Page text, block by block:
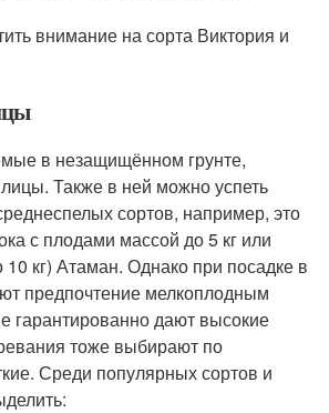
внимание на сорта Виктория и
в незащищённом грунте,
Также в ней можно успеть
сортов, например, это
с плодами массой до 5 кг или
кг) Атаман. Однако при посадке в
предпочтение мелкоплодным
гарантированно дают высокие
тоже выбирают по
Среди популярных сортов и